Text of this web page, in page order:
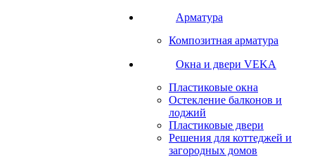
Арматура
Композитная арматура
Окна и двери VEKA
Пластиковые окна
Остекление балконов и
лоджий
Пластиковые двери
Решения для коттеджей и
загородных домов